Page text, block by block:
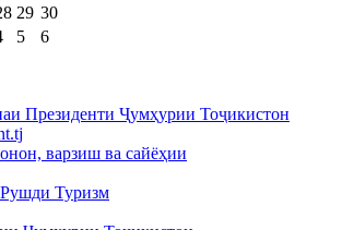
29 30
5 6
Президенти Ҷумҳурии Тоҷикистон
варзиш ва сайёҳии
Туризм